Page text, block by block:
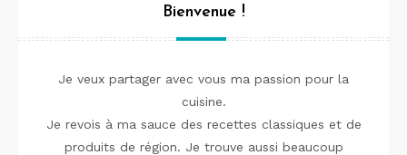
Bienvenue !
Je veux partager avec vous ma passion pour la
cuisine.
Je revois à ma sauce des recettes classiques et de
produits de région. Je trouve aussi beaucoup